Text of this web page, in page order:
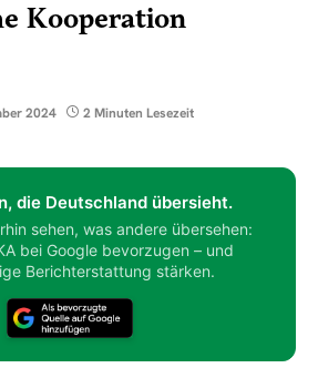
Kooperation
2024 2 Minuten Lesezeit
die Deutschland übersieht.
sehen, was andere übersehen:
bei Google bevorzugen – und
Berichterstattung stärken.